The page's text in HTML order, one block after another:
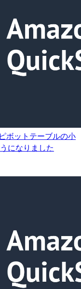
ボットテーブルの小
になりました